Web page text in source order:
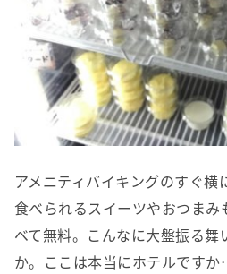
アメニティバイキングのすぐ横
食べられるスイーツやおつま
べて無料。こんなに大盤振る舞
か。ここは本当にホテルです